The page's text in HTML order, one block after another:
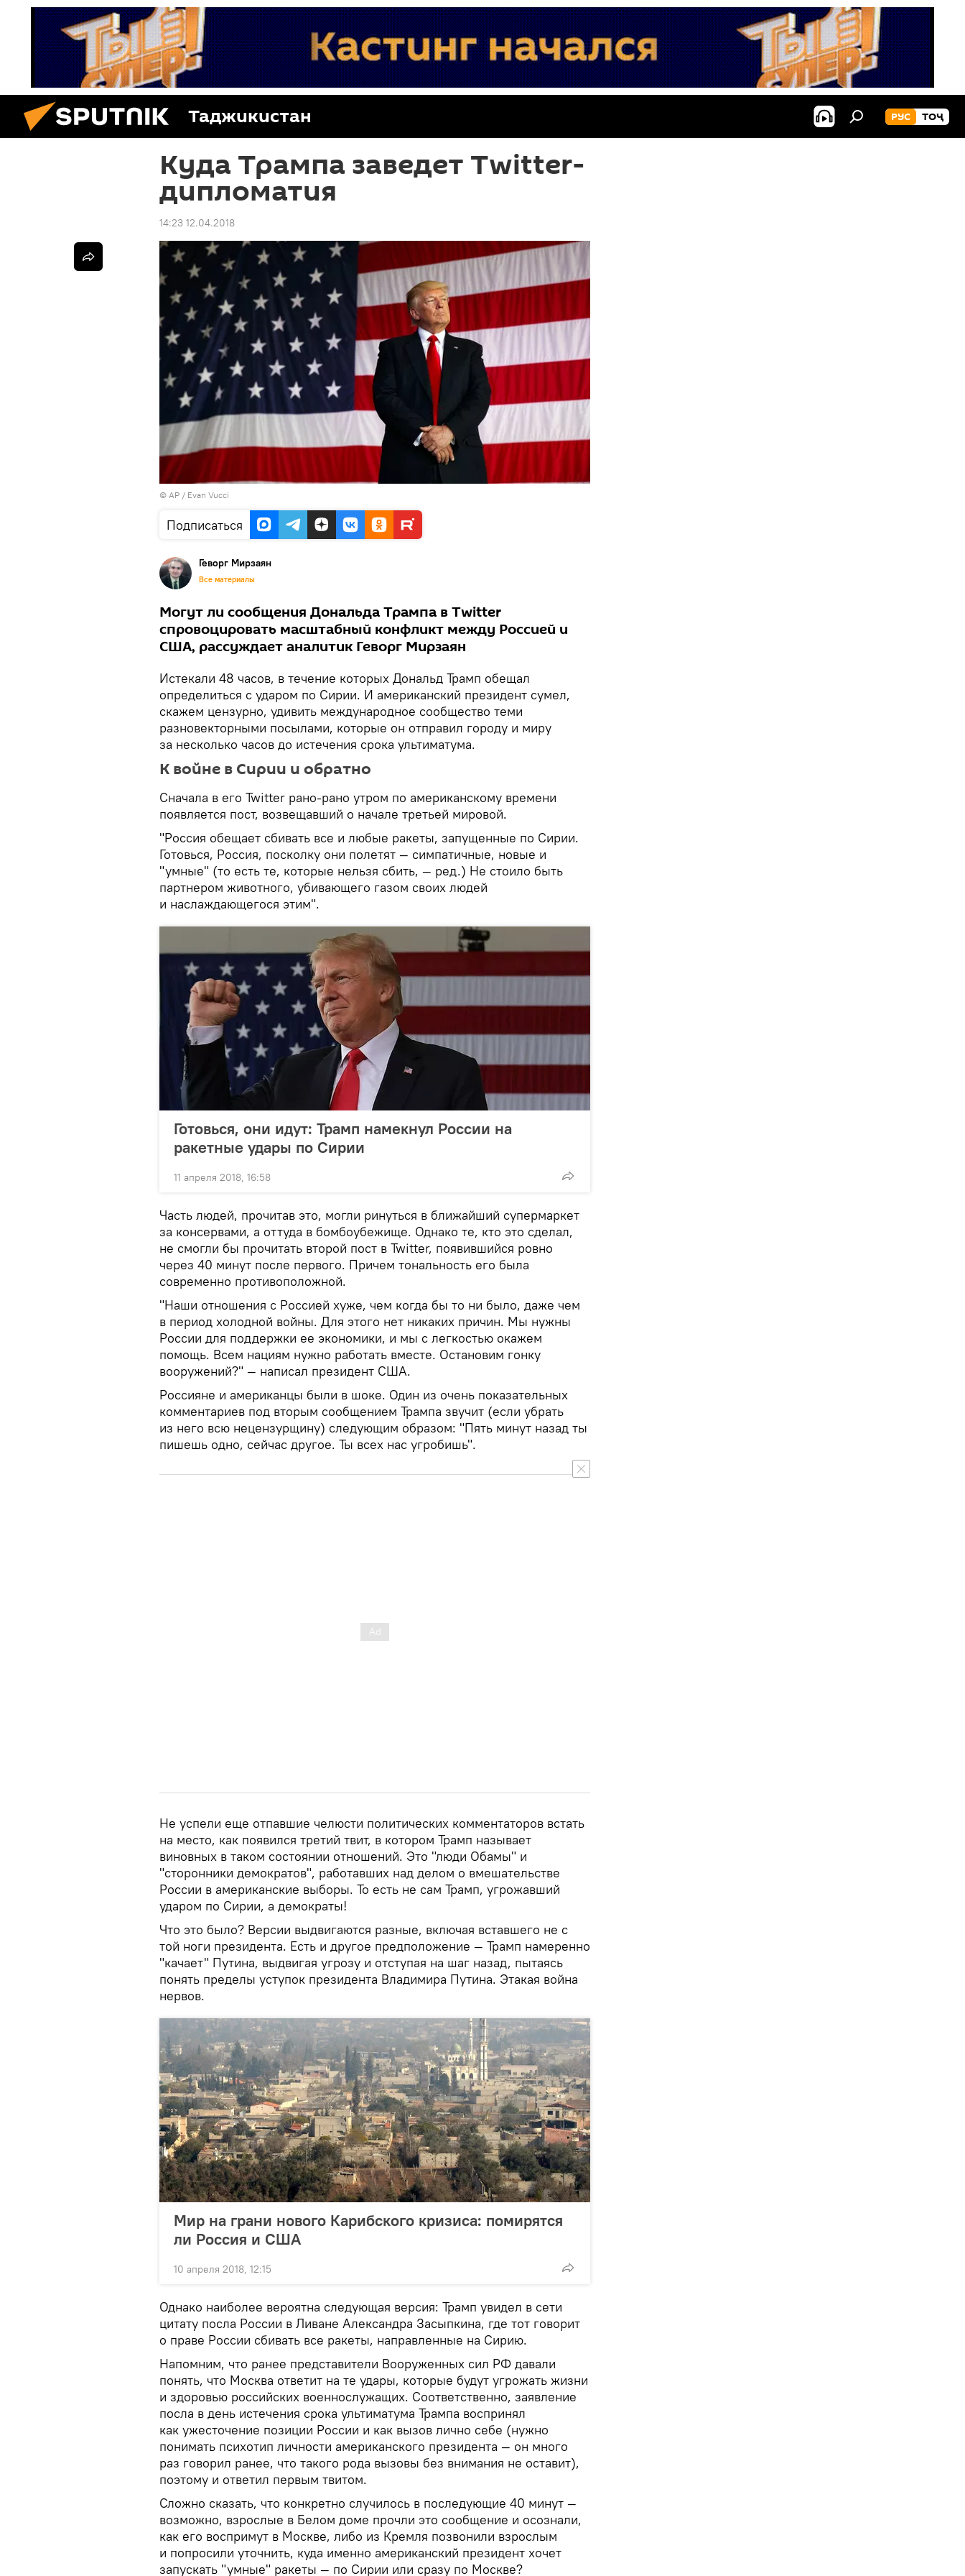
Таджикистан РУС ТОҶ
Куда Трампа заведет Twitter-
дипломатия
14:23 12.04.2018
© AP / Evan Vucci
Подписаться
Геворг Мирзаян
Все материалы
Могут ли сообщения Дональда Трампа в Twitter
спровоцировать масштабный конфликт между Россией и
США, рассуждает аналитик Геворг Мирзаян
Истекали 48 часов, в течение которых Дональд Трамп обещал
определиться с ударом по Сирии. И американский президент сумел,
скажем цензурно, удивить международное сообщество теми
разновекторными посылами, которые он отправил городу и миру
за несколько часов до истечения срока ультиматума.
К войне в Сирии и обратно
Сначала в его Twitter рано-рано утром по американскому времени
появляется пост, возвещавший о начале третьей мировой.
"Россия обещает сбивать все и любые ракеты, запущенные по Сирии.
Готовься, Россия, посколку они полетят — симпатичные, новые и
"умные" (то есть те, которые нельзя сбить, — ред.) Не стоило быть
партнером животного, убивающего газом своих людей
и наслаждающегося этим".
Готовься, они идут: Трамп намекнул России на
ракетные удары по Сирии
11 апреля 2018, 16:58
Часть людей, прочитав это, могли ринуться в ближайший супермаркет
за консервами, а оттуда в бомбоубежище. Однако те, кто это сделал,
не смогли бы прочитать второй пост в Twitter, появившийся ровно
через 40 минут после первого. Причем тональность его была
современно противоположной.
"Наши отношения с Россией хуже, чем когда бы то ни было, даже чем
в период холодной войны. Для этого нет никаких причин. Мы нужны
России для поддержки ее экономики, и мы с легкостью окажем
помощь. Всем нациям нужно работать вместе. Остановим гонку
вооружений?" — написал президент США.
Россияне и американцы были в шоке. Один из очень показательных
комментариев под вторым сообщением Трампа звучит (если убрать
из него всю нецензурщину) следующим образом: "Пять минут назад ты
пишешь одно, сейчас другое. Ты всех нас угробишь".
Не успели еще отпавшие челюсти политических комментаторов встать
на место, как появился третий твит, в котором Трамп называет
виновных в таком состоянии отношений. Это "люди Обамы" и
"сторонники демократов", работавших над делом о вмешательстве
России в американские выборы. То есть не сам Трамп, угрожавший
ударом по Сирии, а демократы!
Что это было? Версии выдвигаются разные, включая вставшего не с
той ноги президента. Есть и другое предположение — Трамп намеренно
"качает" Путина, выдвигая угрозу и отступая на шаг назад, пытаясь
понять пределы уступок президента Владимира Путина. Этакая война
нервов.
Мир на грани нового Карибского кризиса: помирятся
ли Россия и США
10 апреля 2018, 12:15
Однако наиболее вероятна следующая версия: Трамп увидел в сети
цитату посла России в Ливане Александра Засыпкина, где тот говорит
о праве России сбивать все ракеты, направленные на Сирию.
Напомним, что ранее представители Вооруженных сил РФ давали
понять, что Москва ответит на те удары, которые будут угрожать жизни
и здоровью российских военнослужащих. Соответственно, заявление
посла в день истечения срока ультиматума Трампа воспринял
как ужесточение позиции России и как вызов лично себе (нужно
понимать психотип личности американского президента — он много
раз говорил ранее, что такого рода вызовы без внимания не оставит),
поэтому и ответил первым твитом.
Сложно сказать, что конкретно случилось в последующие 40 минут —
возможно, взрослые в Белом доме прочли это сообщение и осознали,
как его воспримут в Москве, либо из Кремля позвонили взрослым
и попросили уточнить, куда именно американский президент хочет
запускать "умные" ракеты — по Сирии или сразу по Москве?